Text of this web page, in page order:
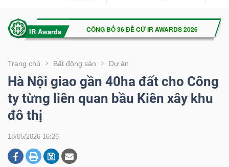
Trang chủ Bất động sản Dự án
Hà Nội giao gần 40ha đất cho Công
ty từng liên quan bầu Kiên xây khu
đô thị
18/05/2026 16:26
(-)
VIETSTOCK
CHỨNG
KHOÁN
DOANH